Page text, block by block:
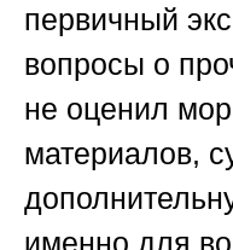
первичный
вопросы о
не оценил
материалов,
именно для